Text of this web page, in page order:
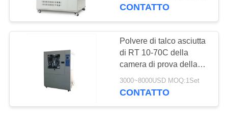
Camera di prova di
stabilità della droga
4
CONTATTO
Polvere di talco asciutta
di RT 10-70C della
camera di prova della
sabbia e della polvere di
JIS
3000~8000USD MOQ:1Set
CONTATTO